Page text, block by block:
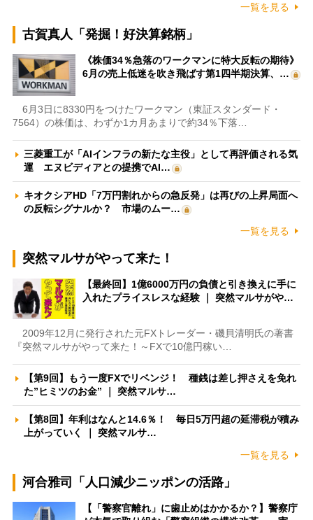
一覧を見る
古賀真人「発掘！好決算銘柄」
《株価34％急落のワークマンに特大反転の期待》
6月の売上低迷を吹き飛ばす第1四半期決算、…
6月3日に8330円をつけたワークマン（東証スタンダード・
7564）の株価は、わずか1カ月あまりで約34％下落…
三菱重工が「AIインフラの新たな主役」として再評価される気
運 エヌビディアとの提携でAI…
キオクシアHD「7万円割れからの急反発」は再びの上昇局面へ
の反転シグナルか？ 市場のムー…
一覧を見る
突然マルサがやって来た！
【最終回】1億6000万円の負債と引き換えに手に
入れたプライスレスな経験 ｜ 突然マルサがや…
2009年12月に発行された元FXトレーダー・磯貝清明氏の著書
『突然マルサがやって来た！～FXで10億円稼い…
【第9回】もう一度FXでリベンジ！ 種銭は差し押さえを免れ
た”ヒミツのお金” ｜ 突然マルサ…
【第8回】年利はなんと14.6％！ 毎日5万円超の延滞税が積み
上がっていく ｜ 突然マルサ…
一覧を見る
河合雅司「人口減少ニッポンの活路」
【「警察官離れ」に歯止めはかかるか？】警察庁